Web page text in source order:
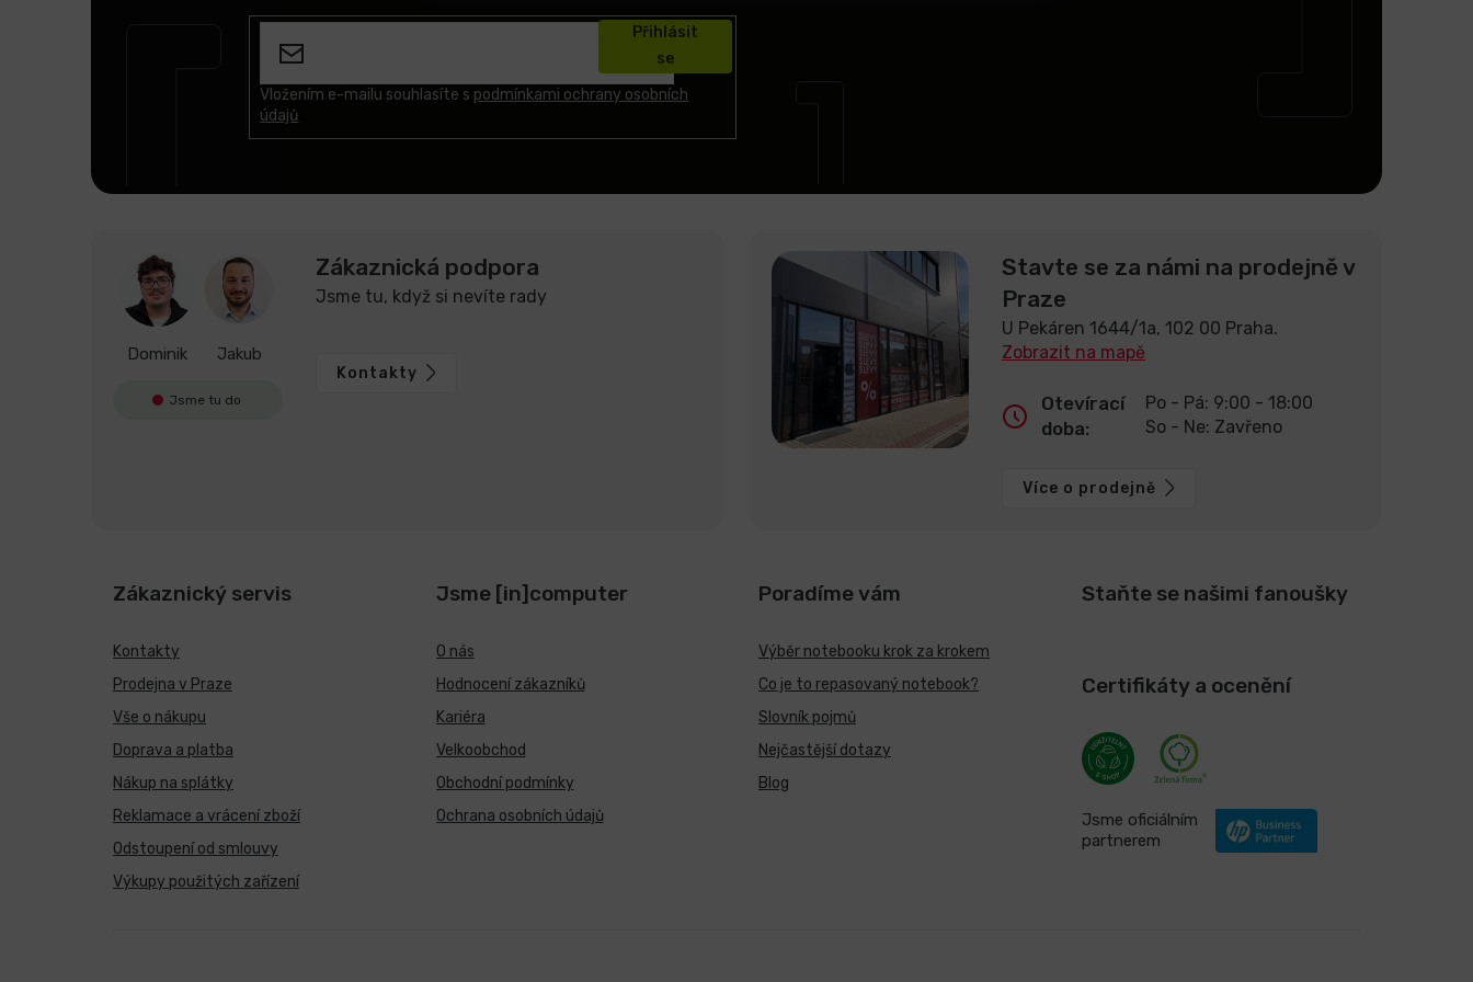
Vložením e-mailu souhlasíte s podmínkami ochrany osobních
údajů
Přihlásit
se
Dominik Jakub
Jsme tu do
Zákaznická podpora
Jsme tu, když si nevíte rady
Kontakty
Stavte se za námi na prodejně v
Praze
U Pekáren 1644/1a, 102 00 Praha.
Zobrazit na mapě
Otevírací
doba:
Po - Pá: 9:00 - 18:00
So - Ne: Zavřeno
Více o prodejně
Zákaznický servis
Kontakty
Prodejna v Praze
Vše o nákupu
Doprava a platba
Nákup na splátky
Reklamace a vrácení zboží
Odstoupení od smlouvy
Výkupy použitých zařízení
Jsme [in]computer
O nás
Hodnocení zákazníků
Kariéra
Velkoobchod
Obchodní podmínky
Ochrana osobních údajů
Poradíme vám
Výběr notebooku krok za krokem
Co je to repasovaný notebook?
Slovník pojmů
Nejčastější dotazy
Blog
Staňte se našimi fanoušky
Certifikáty a ocenění
Jsme oficiálním
partnerem